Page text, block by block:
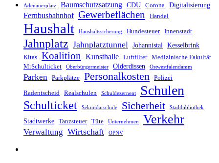
Adenauerplatz Baumschutzsatzung CDU Corona Digitalisierung
Fernbusbahnhof Gewerbeflächen Handel
Haushalt Haushaltssicherung Hundesteuer Innenstadt
Jahnplatz Jahnplatztunnel Johannistal Kesselbrink
Kitas Koalition Kunsthalle Luftfilter
Medizinische Fakultät
MrSchulticket
Oberbürgermeister Olderdissen Ostwestfalendamm
Parken Parkplätze Personalkosten Polizei
Radentscheid Realschulen Schuldezernent Schulen
Schulticket Sekundarschule Sicherheit Stadtbibliothek
Stadtwerke Tanzsteuer Tüte Unternehmen Verkehr
Verwaltung Wirtschaft ÖPNV